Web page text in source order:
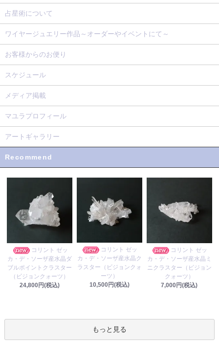
占星術について
ワイヤージュエリー作品～オーダーやイベントにて～
お客様からのお便り
スケジュール
メディア掲載
マユラプロフィール
アートギャラリー
Recommend
コリント ゼッ
カ・デ・ソーザ産水晶ダ
ブルポイントクラスター
（ビジョンクォーツ）
24,800円(税込)
コリント ゼッ
カ・デ・ソーザ産水晶ク
ラスター（ビジョンクォ
ーツ）
10,500円(税込)
コリント ゼッ
カ・デ・ソーザ産水晶ミ
ニクラスター（ビジョン
クォーツ）
7,000円(税込)
もっと見る